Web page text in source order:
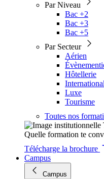
Par Niveau
Bac +2
Bac +3
Bac +5
Par Secteur
Aérien
Hôtellerie
International
Luxe
Tourisme
Toutes nos
Quelle formation te
Télécharge la brochure
Campus
Campus